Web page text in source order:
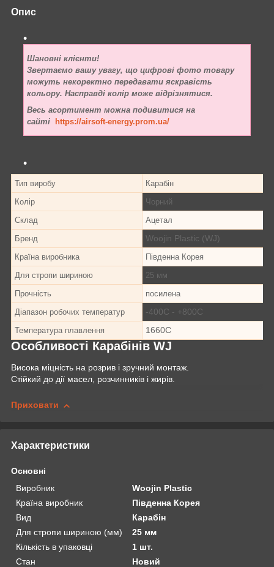
Опис
Шановні клієнти!
Звертаємо вашу увагу, що цифрові фото товару
можуть некоректно передавати яскравість
кольору. Насправді колір може відрізнятися.
Весь асортимент можна подивитися на
сайті
https://airsoft-energy.prom.ua/
Тип виробу
Карабін
Колір
Чорний
Склад
Ацетал
Бренд
Woojin Plastic (WJ)
Країна виробника
Південна Корея
Для стропи шириною
25 мм
Прочність
посилена
Діапазон робочих температур
-400С - +800С
Температура плавлення 1660С
Особливості Карабінів WJ
Висока міцність на розрив і зручний монтаж.
Стійкий до дії масел, розчинників і жирів.
Приховати
Характеристики
Основні
Виробник
Woojin Plastic
Країна виробник
Південна Корея
Вид
Карабін
Для стропи шириною (мм)
25 мм
Кількість в упаковці
1 шт.
Стан
Новий